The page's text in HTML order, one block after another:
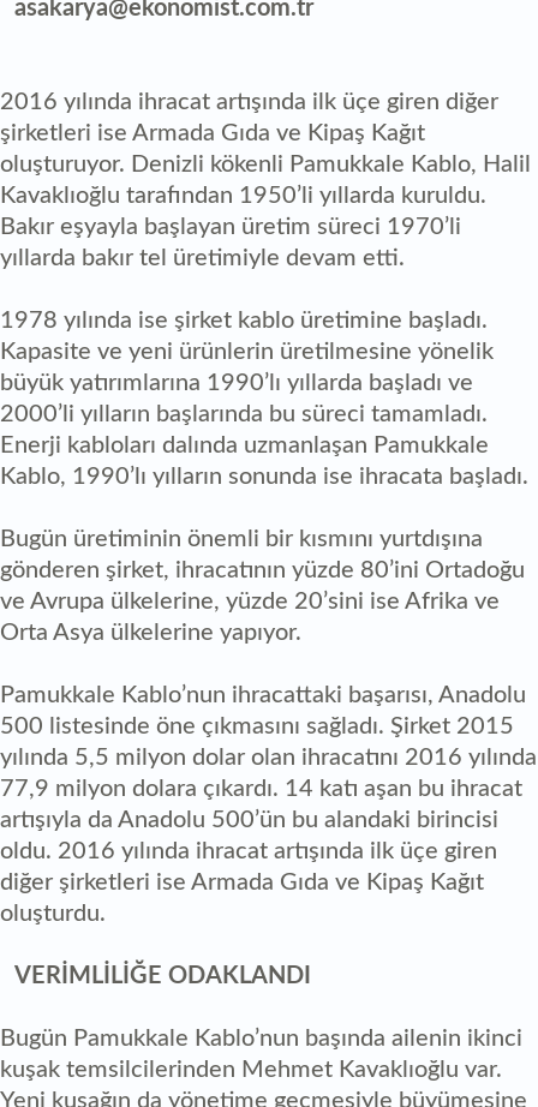
asakarya@ekonomist.com.tr
2016 yılında ihracat artışında ilk üçe giren diğer
şirketleri ise Armada Gıda ve Kipaş Kağıt
oluşturuyor. Denizli kökenli Pamukkale Kablo, Halil
Kavaklıoğlu tarafından 1950’li yıllarda kuruldu.
Bakır eşyayla başlayan üretim süreci 1970’li
yıllarda bakır tel üretimiyle devam etti.
1978 yılında ise şirket kablo üretimine başladı.
Kapasite ve yeni ürünlerin üretilmesine yönelik
büyük yatırımlarına 1990’lı yıllarda başladı ve
2000’li yılların başlarında bu süreci tamamladı.
Enerji kabloları dalında uzmanlaşan Pamukkale
Kablo, 1990’lı yılların sonunda ise ihracata başladı.
Bugün üretiminin önemli bir kısmını yurtdışına
gönderen şirket, ihracatının yüzde 80’ini Ortadoğu
ve Avrupa ülkelerine, yüzde 20’sini ise Afrika ve
Orta Asya ülkelerine yapıyor.
Pamukkale Kablo’nun ihracattaki başarısı, Anadolu
500 listesinde öne çıkmasını sağladı. Şirket 2015
yılında 5,5 milyon dolar olan ihracatını 2016 yılında
77,9 milyon dolara çıkardı. 14 katı aşan bu ihracat
artışıyla da Anadolu 500’ün bu alandaki birincisi
oldu. 2016 yılında ihracat artışında ilk üçe giren
diğer şirketleri ise Armada Gıda ve Kipaş Kağıt
oluşturdu.
VERİMLİLİĞE ODAKLANDI
Bugün Pamukkale Kablo’nun başında ailenin ikinci
kuşak temsilcilerinden Mehmet Kavaklıoğlu var.
Yeni kuşağın da yönetime geçmesiyle büyümesine